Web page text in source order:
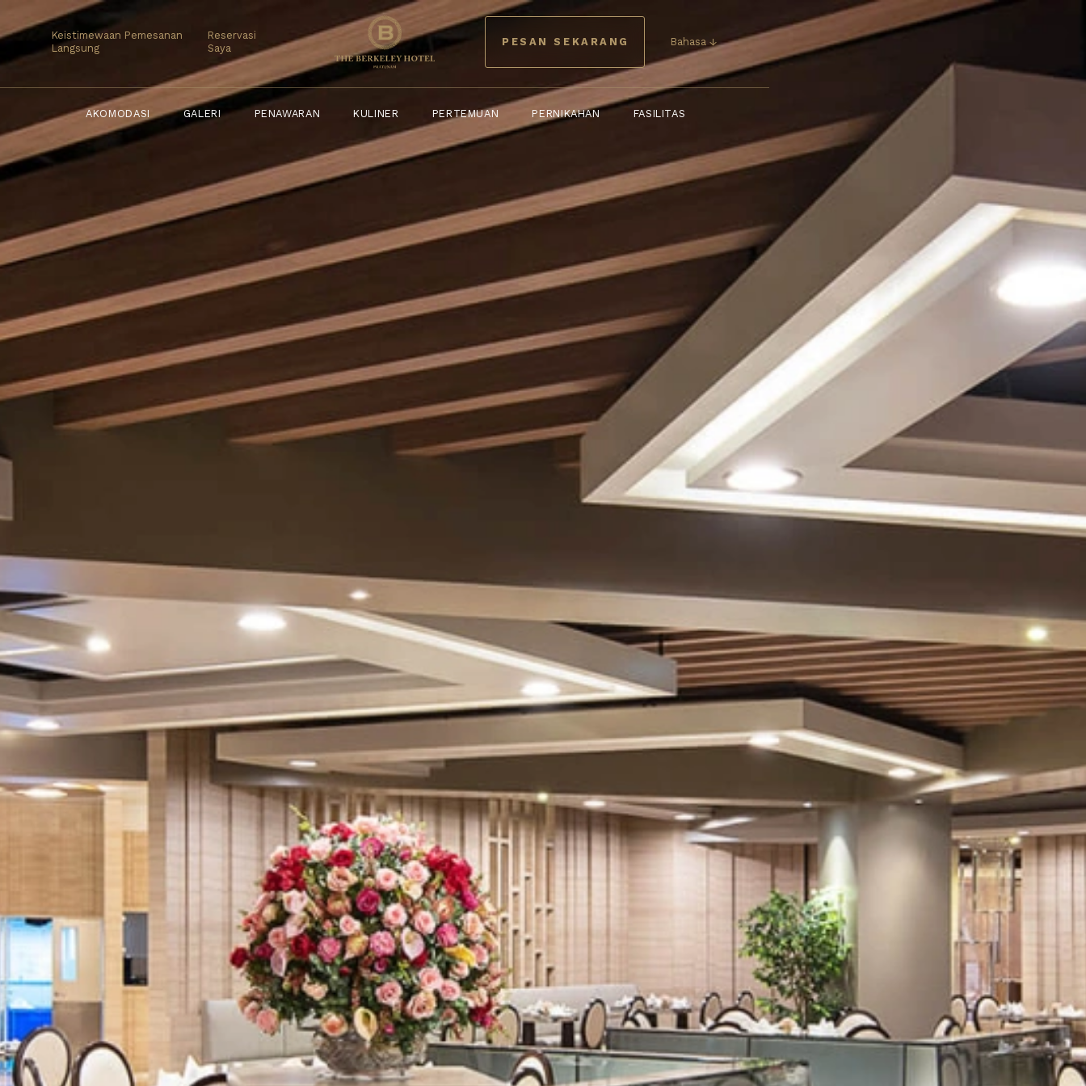
Keistimewaan Pemesanan
Langsung
Reservasi
Saya
PESAN SEKARANG Bahasa ↓
AKOMODASI GALERI PENAWARAN KULINER PERTEMUAN PERNIKAHAN FASILITAS
AKOMODASI GALERI PENAWARAN KULINER PERTEMUAN PESAN SEKARANG